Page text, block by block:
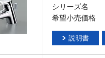
シリーズ名
希望小売価格
説明書